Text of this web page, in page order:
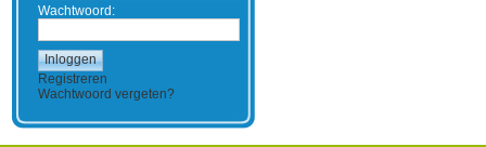
Wachtwoord:
Registreren
Wachtwoord vergeten?